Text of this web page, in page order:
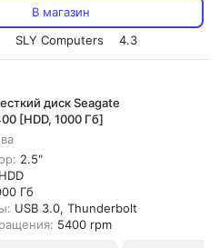
В магазин
SLY Computers
4.3
диск Seagate
[HDD, 1000 Гб]
2.5"
HDD
Гб
USB 3.0, Thunderbolt
5400 rpm